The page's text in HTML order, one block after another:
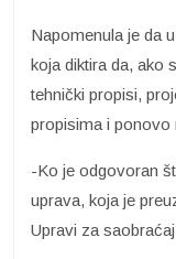
Napomenula je da
koja diktira da, ako
tehnički propisi,
propisima i ponovo
-Ko je odgovoran
uprava, koja je
Upravi za